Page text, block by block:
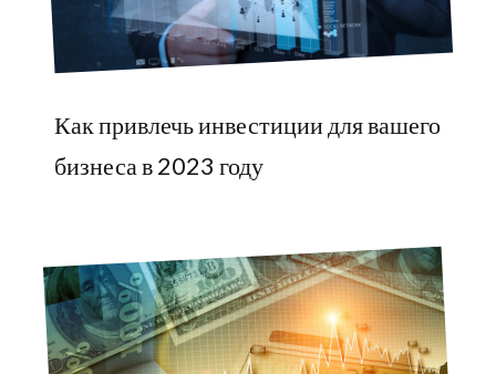
Как привлечь инвестиции для вашего
бизнеса в 2023 году